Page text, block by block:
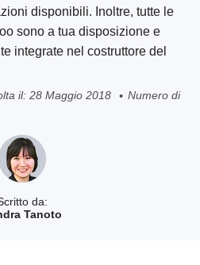
da:
Tanoto
disponibili. Inoltre, tutte le
sono a tua disposizione e
integrate nel costruttore del
il: 28 Maggio 2018
Numero di